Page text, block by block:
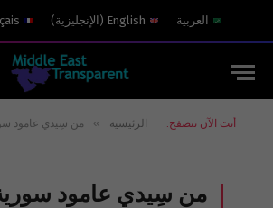
العربية English
( الإنجليزية)
أنت الآن تتصفح: الرئيسية » من سِيدي عامود سورية
من سِيدي عامود